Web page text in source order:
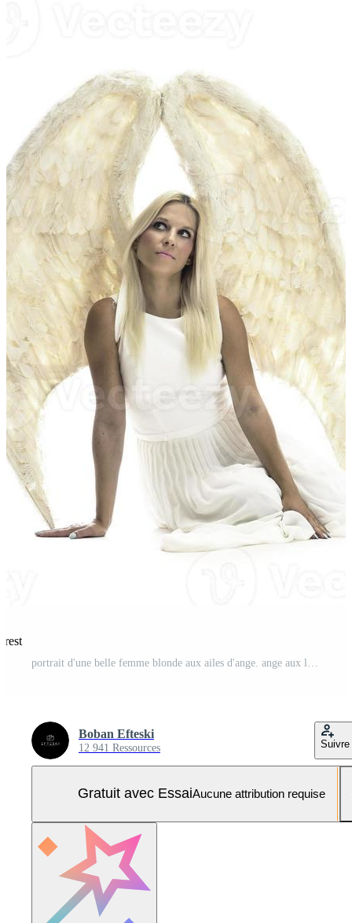
Boban Efteski
12 941 Ressources Suivre
Gratuit avec EssaiAucune attribution requise